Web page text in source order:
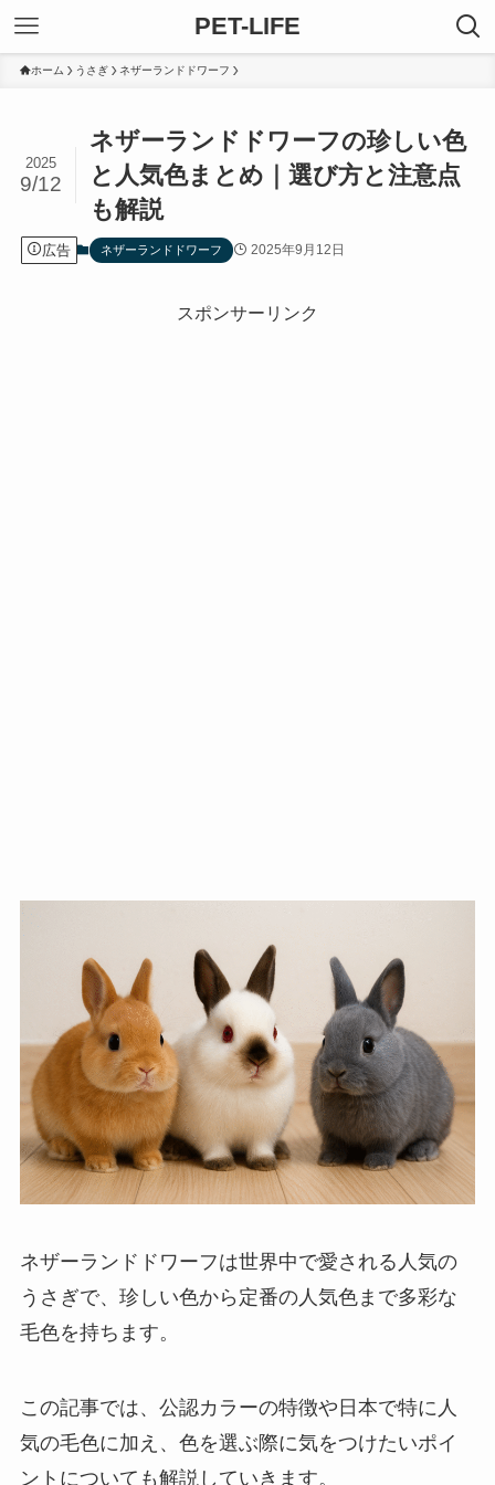
PET-LIFE
ホーム うさぎ ネザーランドドワーフ
ネザーランドドワーフの珍しい色
と人気色まとめ｜選び方と注意点
も解説
2025
9/12
広告 ネザーランドドワーフ 2025年9月12日
スポンサーリンク
ネザーランドドワーフは世界中で愛される人気の
うさぎで、珍しい色から定番の人気色まで多彩な
毛色を持ちます。
この記事では、公認カラーの特徴や日本で特に人
気の毛色に加え、色を選ぶ際に気をつけたいポイ
ントについても解説していきます。